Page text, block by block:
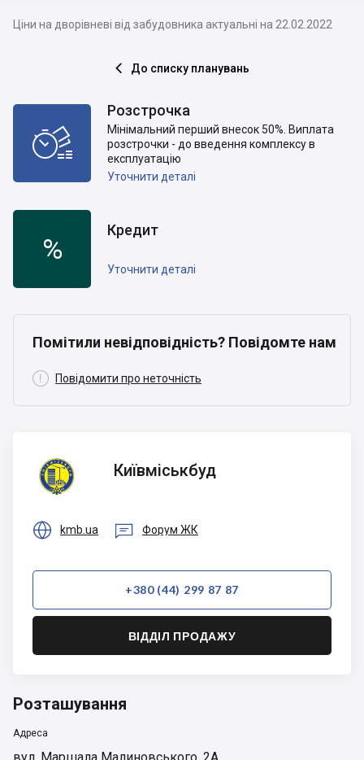
Ціни на дворівневі від забудовника актуальні на 22.02.2022
 До списку планувань

Розстрочка
Мінімальний перший внесок 50%. Виплата
розстрочки - до введення комплексу в
експлуатацію
Уточнити деталі
%
Кредит
Уточнити деталі
Помітили невідповідність? Повідомте нам
 Повідомити про неточність
Київміськбуд
Київміськбуд
 kmb.ua  Форум ЖК
+380 (44) 299 87 87
ВІДДІЛ ПРОДАЖУ
Розташування
Адреса